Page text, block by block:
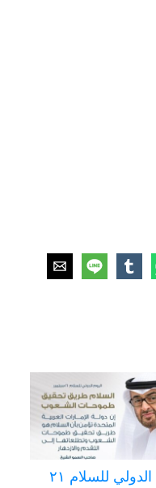
اليوم الدولي للسلام ٢١